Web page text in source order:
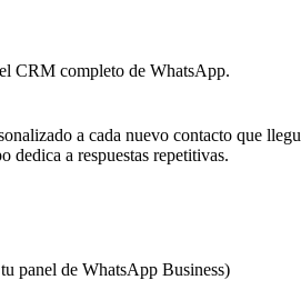
CRM completo de WhatsApp.
a cada nuevo contacto que
a respuestas repetitivas.
panel de WhatsApp Business)